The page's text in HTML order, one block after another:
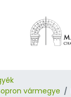
vármegye